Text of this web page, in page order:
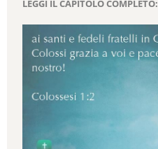
LEGGI IL CAPITOLO COMPLETO: